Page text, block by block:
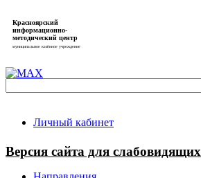
Красноярский
информационно-
методический центр
муниципальное казённое учреждение
Личный кабинет
Версия сайта для слабовидящих